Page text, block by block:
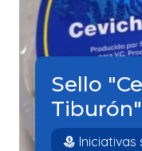
Sello
Tiburón"
Iniciativas